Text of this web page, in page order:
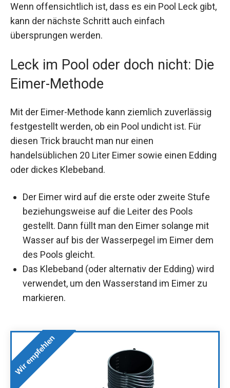
Wenn offensichtlich ist, dass es ein Pool Leck gibt,
kann der nächste Schritt auch einfach
übersprungen werden.
Leck im Pool oder doch nicht: Die
Eimer-Methode
Mit der Eimer-Methode kann ziemlich zuverlässig
festgestellt werden, ob ein Pool undicht ist. Für
diesen Trick braucht man nur einen
handelsüblichen 20 Liter Eimer sowie einen Edding
oder dickes Klebeband.
Der Eimer wird auf die erste oder zweite Stufe
beziehungsweise auf die Leiter des Pools
gestellt. Dann füllt man den Eimer solange mit
Wasser auf bis der Wasserpegel im Eimer dem
des Pools gleicht.
Das Klebeband (oder alternativ der Edding) wird
verwendet, um den Wasserstand im Eimer zu
markieren.
Wir empfehlen